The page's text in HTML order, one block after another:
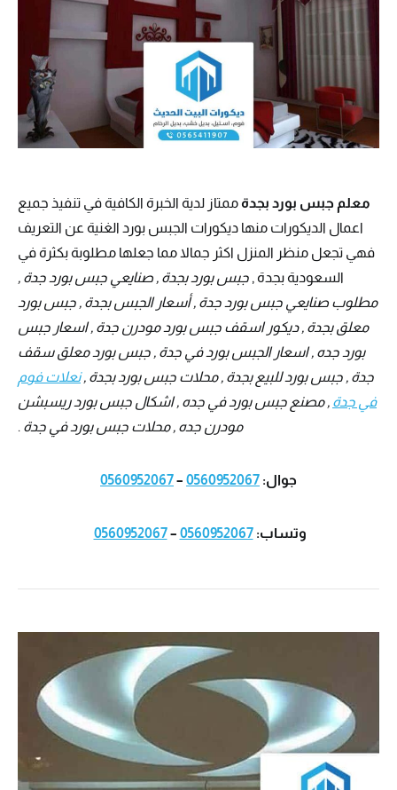
معلم جبس بورد بجدة ممتاز لدية الخبرة الكافية في تنفيذ جميع
اعمال الديكورات منها ديكورات الجبس بورد الغنية عن التعريف
فهي تجعل منظر المنزل اكثر جمالا مما جعلها مطلوبة بكثرة في
السعودية بجدة , جبس بورد بجدة , صنايعي جبس بورد جدة ,
مطلوب صنايعي جبس بورد جدة , أسعار الجبس بجدة , جبس بورد
معلق بجدة , ديكور اسقف جبس بورد مودرن جدة , اسعار جبس
بورد جده , اسعار الجبس بورد في جدة , جبس بورد معلق سقف
جدة , جبس بورد للبيع بجدة , محلات جبس بورد بجدة ,نعلات فوم
في جدة , مصنع جبس بورد في جده , اشكال جبس بورد ريسبشن
مودرن جده , محلات جبس بورد في جدة .
جوال: 0560952067
–
0560952067
وتساب:0560952067
–
0560952067